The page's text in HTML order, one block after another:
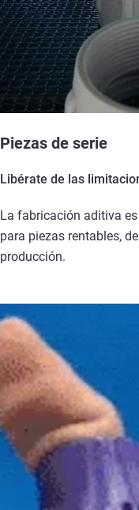
Piezas de serie
Libérate de las
La fabricación aditiva
para piezas rentables,
producción.